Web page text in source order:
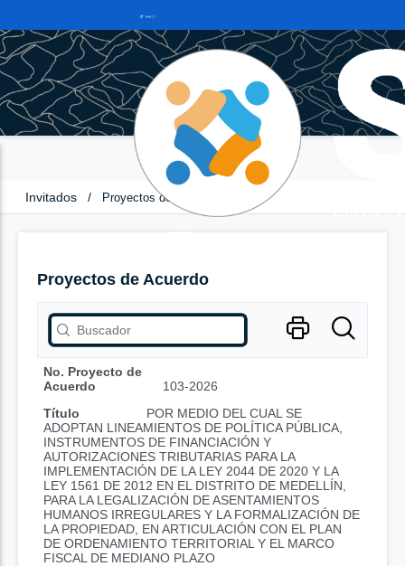
Invitados / Proyectos de Acuerdo
Proyectos de Acuerdo
No. Proyecto de
Acuerdo
103-2026
Título
POR MEDIO DEL CUAL SE
ADOPTAN LINEAMIENTOS DE POLÍTICA PÚBLICA,
INSTRUMENTOS DE FINANCIACIÓN Y
AUTORIZACIONES TRIBUTARIAS PARA LA
IMPLEMENTACIÓN DE LA LEY 2044 DE 2020 Y LA
LEY 1561 DE 2012 EN EL DISTRITO DE MEDELLÍN,
PARA LA LEGALIZACIÓN DE ASENTAMIENTOS
HUMANOS IRREGULARES Y LA FORMALIZACIÓN DE
LA PROPIEDAD, EN ARTICULACIÓN CON EL PLAN
DE ORDENAMIENTO TERRITORIAL Y EL MARCO
FISCAL DE MEDIANO PLAZO